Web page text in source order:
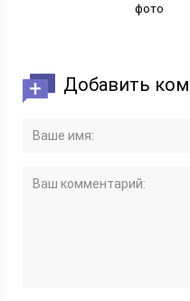
фото
Добавить